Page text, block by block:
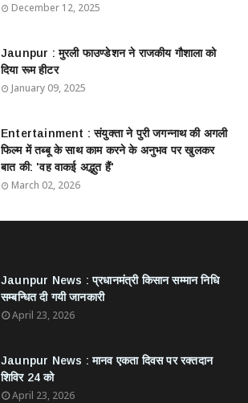
December 12, 2025
Jaunpur : ​मुरली फाउण्डेशन ने राजकीय गौशाला को
दिया रूम हीटर
January 09, 2025
Entertainment : ​संयुक्ता ने पुरी जगन्नाथ की अगली
फिल्म में तब्बू के साथ काम करने के अनुभव पर खुलकर
बात की: 'वह वाकई अद्भुत हैं'
March 02, 2026
Jaunpur News : ​प्रधानमंत्री किसान सम्मान निधि
सम्बन्धित दी गयी जानकारी
April 23, 2026
Jaunpur News : ​मानव एकता दिवस पर रक्तदान
शिविर 24 को
April 23, 2026